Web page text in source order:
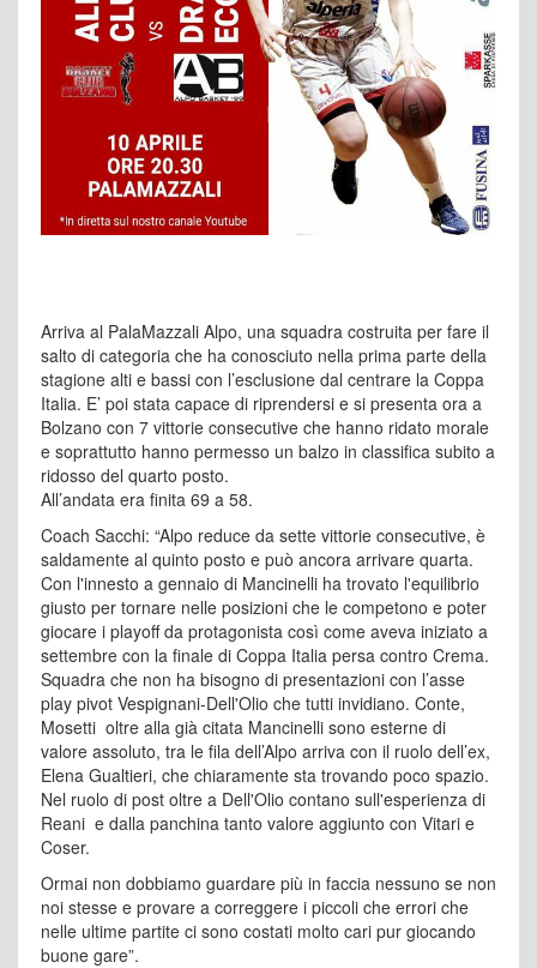
Arriva al PalaMazzali Alpo, una squadra costruita per fare il
salto di categoria che ha conosciuto nella prima parte della
stagione alti e bassi con l’esclusione dal centrare la Coppa
Italia. E’ poi stata capace di riprendersi e si presenta ora a
Bolzano con 7 vittorie consecutive che hanno ridato morale
e soprattutto hanno permesso un balzo in classifica subito a
ridosso del quarto posto.
All’andata era finita 69 a 58.
Coach Sacchi: “Alpo reduce da sette vittorie consecutive, è
saldamente al quinto posto e può ancora arrivare quarta.
Con l'innesto a gennaio di Mancinelli ha trovato l'equilibrio
giusto per tornare nelle posizioni che le competono e poter
giocare i playoff da protagonista così come aveva iniziato a
settembre con la finale di Coppa Italia persa contro Crema.
Squadra che non ha bisogno di presentazioni con l’asse
play pivot Vespignani-Dell'Olio che tutti invidiano. Conte,
Mosetti oltre alla già citata Mancinelli sono esterne di
valore assoluto, tra le fila dell’Alpo arriva con il ruolo dell’ex,
Elena Gualtieri, che chiaramente sta trovando poco spazio.
Nel ruolo di post oltre a Dell'Olio contano sull'esperienza di
Reani e dalla panchina tanto valore aggiunto con Vitari e
Coser.
Ormai non dobbiamo guardare più in faccia nessuno se non
noi stesse e provare a correggere i piccoli che errori che
nelle ultime partite ci sono costati molto cari pur giocando
buone gare”.